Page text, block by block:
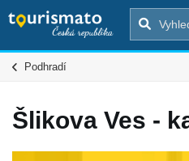
Podhradí
Šlikova Ves -